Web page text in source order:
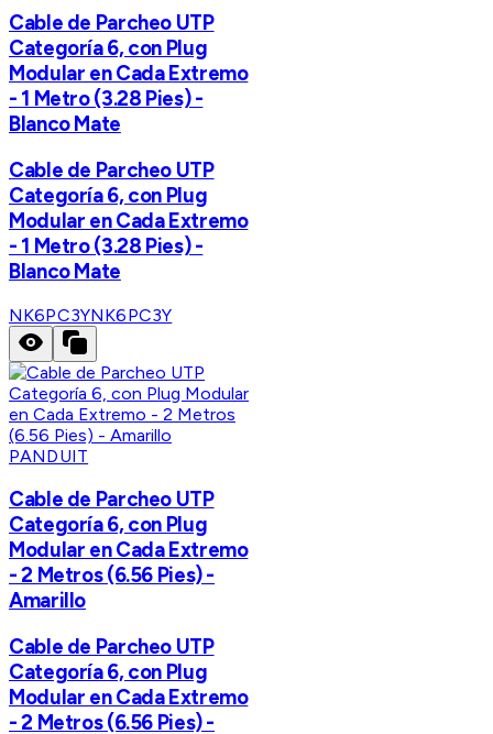
Cable de Parcheo UTP
Categoría 6, con Plug
Modular en Cada Extremo
- 1 Metro (3.28 Pies) -
Blanco Mate
Cable de Parcheo UTP
Categoría 6, con Plug
Modular en Cada Extremo
- 1 Metro (3.28 Pies) -
Blanco Mate
NK6PC3YNK6PC3Y
PANDUIT
Cable de Parcheo UTP
Categoría 6, con Plug
Modular en Cada Extremo
- 2 Metros (6.56 Pies) -
Amarillo
Cable de Parcheo UTP
Categoría 6, con Plug
Modular en Cada Extremo
- 2 Metros (6.56 Pies) -